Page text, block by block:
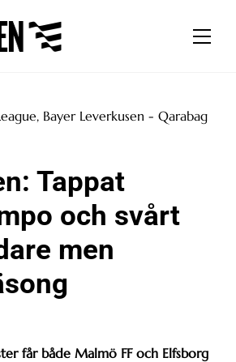
Tappat
och svårt
men
får både Malmö FF och Elfsborg